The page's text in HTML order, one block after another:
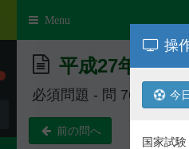
操
今
国家試
Toggle
Menu
平成27年度 第
必須問題 - 問 76
前の問へ